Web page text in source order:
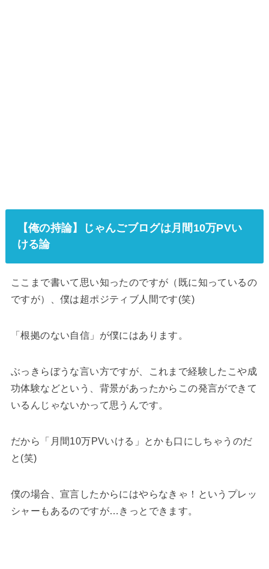
【俺の持論】じゃんごブログは月間10万PVい
ける論
ここまで書いて思い知ったのですが（既に知っているの
ですが）、僕は超ポジティブ人間です(笑)
「根拠のない自信」が僕にはあります。
ぶっきらぼうな言い方ですが、これまで経験したこや成
功体験などという、背景があったからこの発言ができて
いるんじゃないかって思うんです。
だから「月間10万PVいける」とかも口にしちゃうのだ
と(笑)
僕の場合、宣言したからにはやらなきゃ！というプレッ
シャーもあるのですが…きっとできます。